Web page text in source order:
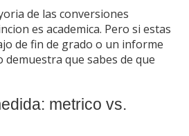
de las conversiones
es academica. Pero si estas
de fin de grado o un informe
que sabes de que
metrico vs.